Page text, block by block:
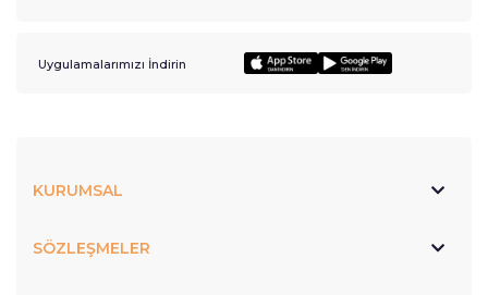
Uygulamalarımızı İndirin
KURUMSAL
SÖZLEŞMELER